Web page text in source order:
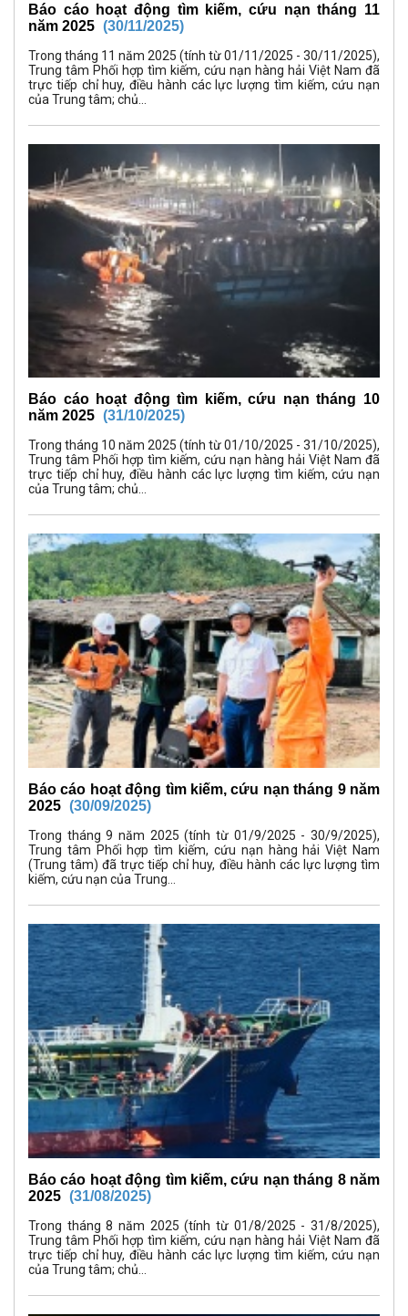
Báo cáo hoạt động tìm kiếm, cứu nạn tháng 11
năm 2025 (30/11/2025)
Trong tháng 11 năm 2025 (tính từ 01/11/2025 - 30/11/2025),
Trung tâm Phối hợp tìm kiếm, cứu nạn hàng hải Việt Nam đã
trực tiếp chỉ huy, điều hành các lực lượng tìm kiếm, cứu nạn
của Trung tâm; chủ...
Báo cáo hoạt động tìm kiếm, cứu nạn tháng 10
năm 2025 (31/10/2025)
Trong tháng 10 năm 2025 (tính từ 01/10/2025 - 31/10/2025),
Trung tâm Phối hợp tìm kiếm, cứu nạn hàng hải Việt Nam đã
trực tiếp chỉ huy, điều hành các lực lượng tìm kiếm, cứu nạn
của Trung tâm; chủ...
Báo cáo hoạt động tìm kiếm, cứu nạn tháng 9 năm
2025 (30/09/2025)
Trong tháng 9 năm 2025 (tính từ 01/9/2025 - 30/9/2025),
Trung tâm Phối hợp tìm kiếm, cứu nạn hàng hải Việt Nam
(Trung tâm) đã trực tiếp chỉ huy, điều hành các lực lượng tìm
kiếm, cứu nạn của Trung...
Báo cáo hoạt động tìm kiếm, cứu nạn tháng 8 năm
2025 (31/08/2025)
Trong tháng 8 năm 2025 (tính từ 01/8/2025 - 31/8/2025),
Trung tâm Phối hợp tìm kiếm, cứu nạn hàng hải Việt Nam đã
trực tiếp chỉ huy, điều hành các lực lượng tìm kiếm, cứu nạn
của Trung tâm; chủ...